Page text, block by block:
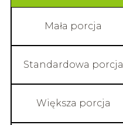
Mała porcja
Standardowa porcja
Większa porcja